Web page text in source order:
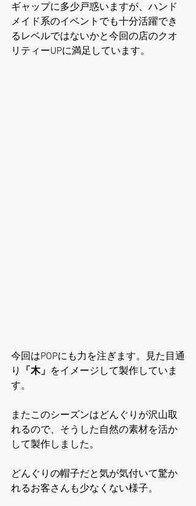
ギャップに多少戸惑いますが、ハンド
メイド系のイベントでも十分活躍でき
るレベルではないかと今回の店のクオ
リティーUPに満足しています。
今回はPOPにも力を注ぎます。見た目通
り
「木」 をイメージして製作していま
す。
またこのシーズンはどんぐりが沢山取
れるので、そうした自然の素材を活か
して製作しました。
どんぐりの帽子だと気が気付いて驚か
れるお客さんも少なくない様子。